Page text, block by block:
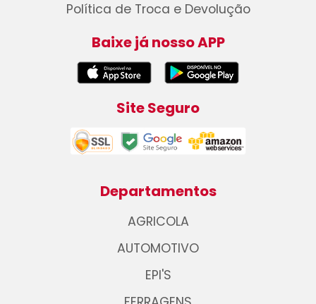
Política de Troca e Devolução
Baixe já nosso APP
Site Seguro
Departamentos
AGRICOLA
AUTOMOTIVO
EPI'S